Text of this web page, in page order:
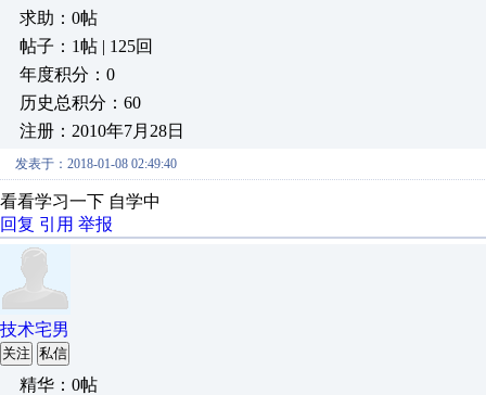
求助：0帖
帖子：1帖 | 125回
年度积分：0
历史总积分：60
注册：2010年7月28日
发表于：2018-01-08 02:49:40
看看学习一下 自学中
回复 引用 举报
技术宅男
关注 私信
精华：0帖